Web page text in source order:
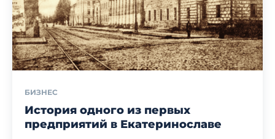
БИЗНЕС
История одного из первых
предприятий в Екатеринославе